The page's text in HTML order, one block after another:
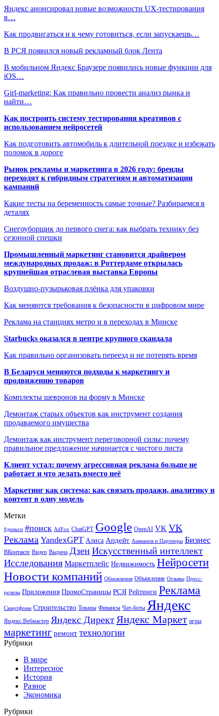
Яндекс анонсировал новые возможности UX-тестирования
в…
Как продвигаться и к чему готовиться, если запускаешь…
В РСЯ появился новый рекламный блок Лента
В мобильном Яндекс Браузере появились новые функции для
iOS…
Girl-marketing: Как правильно провести анализ рынка и
найти…
Как построить систему тестирования креативов с
использованием нейросетей
Как подготовить автомобиль к длительной поездке и избежать
поломок в дороге
Рынок рекламы и маркетинга в 2026 году: бренды
переходят к гибридным стратегиям и автоматизации
кампаний
Какие тесты на беременность самые точные? Разбираемся в
деталях
Снегоуборщик до первого снега: как выбрать технику без
сезонной спешки
Промышленный маркетинг становится драйвером
международных продаж: в Роттердаме открылась
крупнейшая отраслевая выставка Европы
Воздушно-пузырьковая плёнка для упаковки
Как меняются требования к безопасности в цифровом мире
Реклама на станциях метро и в переходах в Минске
Starbucks оказался в центре крупного скандала
Как правильно организовать переезд и не потерять время
В Беларуси меняются подходы к маркетингу и
продвижению товаров
Комплекты шевронов на форму в Минске
Демонтаж старых объектов как инструмент создания
продаваемого имущества
Демонтаж как инструмент переговорной силы: почему
правильное предложение начинается с чистого листа
Клиент устал: почему агрессивная реклама больше не
работает и что делать вместо неё
Маркетинг как система: как связать продажи, аналитику и
контент в одну модель
Метки
#деньги #поиск AdFox ChatGPT Google OpenAI VK VK
Реклама YandexGPT Алиса Апдейт Ашманов и Партнеры Бизнес
ВКонтакте Видео Выдача ДзенИскусственный интеллект
Исследования Маркетплейс Недвижимость Нейросети
Новости компаний Обновления Объявления Отзывы Пресс-
релизы Приложения ПромоСтраницы РСЯ Рейтинги Реклама
Смартфоны Строительство Товары Финансы Чат-боты Яндекс
Яндекс.Вебмастер Яндекс Директ Яндекс Маркет игры
маркетинг ремонт технологии
Рубрики
В мире
Интересное
История
Разное
Экономика
Рубрики